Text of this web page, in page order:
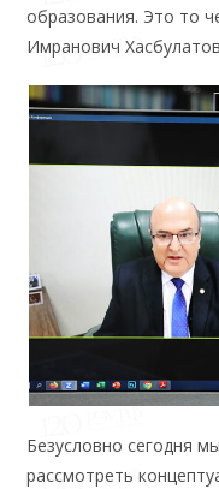
образования. Это то
Имранович
Безусловно сегодня
рассмотреть